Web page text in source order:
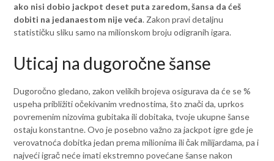
ako nisi dobio jackpot deset puta zaredom, šansa da ćeš
dobiti na jedanaestom nije veća. Zakon pravi detaljnu
statističku sliku samo na milionskom broju odigranih igara.
Uticaj na dugoročne šanse
Dugoročno gledano, zakon velikih brojeva osigurava da će se %
uspeha približiti očekivanim vrednostima, što znači da, uprkos
povremenim nizovima gubitaka ili dobitaka, tvoje ukupne šanse
ostaju konstantne. Ovo je posebno važno za jackpot igre gde je
verovatnoća dobitka jedan prema milionima ili čak milijardama, pa i
najveći igrač neće imati ekstremno povećane šanse nakon